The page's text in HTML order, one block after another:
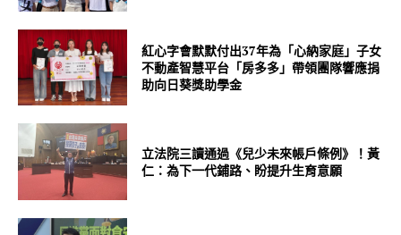
紅心字會默默付出37年為「心納家庭」子女
不動產智慧平台「房多多」帶領團隊響應捐
助向日葵獎助學金
立法院三讀通過《兒少未來帳戶條例》！黃
仁：為下一代鋪路、盼提升生育意願